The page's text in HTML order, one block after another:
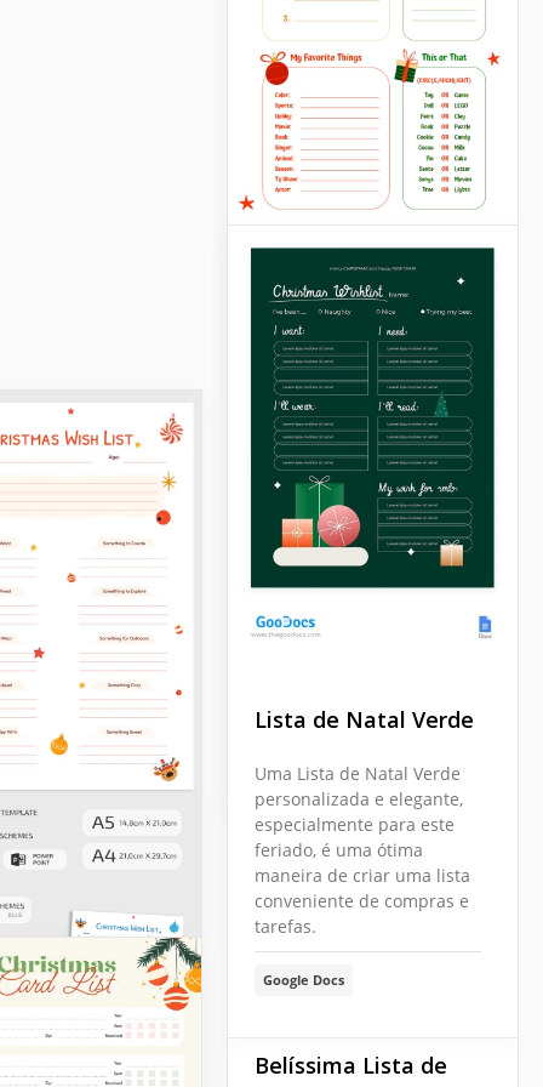
Belíssima Lista de
Natal para Crianças
Lista de Natal Verde
Uma Lista de Natal Verde
personalizada e elegante,
especialmente para este
feriado, é uma ótima
maneira de criar uma lista
conveniente de compras e
tarefas.
Google Docs